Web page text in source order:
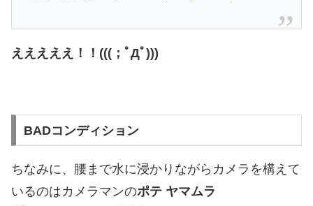
えええええ！！(((；ﾟДﾟ)))
BADコンディション
ちなみに、腰まで水に浸かりながらカメラを構えて
いるのはカメラマンのポテ ヤマムラ